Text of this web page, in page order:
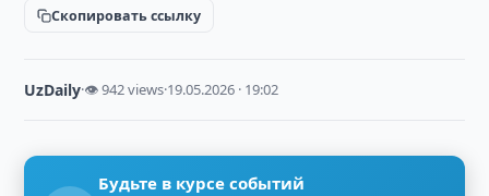
Скопировать ссылку
UzDaily·👁 942 views·19.05.2026 · 19:02
Будьте в курсе событий